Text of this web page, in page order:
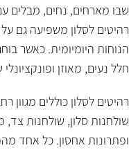
שבו מארחים, נחים, מבלים
רהיטים לסלון משפיעה גם
הנוחות היומיומית. כאשר
חלל נעים, מאוזן
רהיטים לסלון כוללים
שולחנות סלון, שולחנות צד,
ופתרונות אחסון. כל אחד